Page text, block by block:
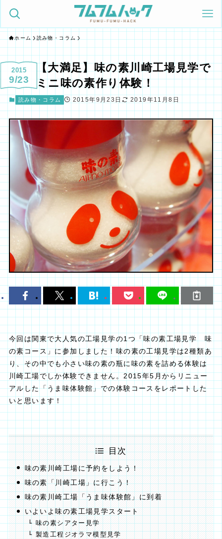
ホーム 読み物・コラム
【大満足】味の素川崎工場見学で
ミニ味の素作り体験！
2015
9/23
読み物・コラム 2015年9月23日 2019年11月8日
今回は関東で大人気の工場見学の1つ「味の素工場見学 味
の素コース」に参加しました！味の素の工場見学は2種類あ
り、その中でも小さい味の素の瓶に味の素を詰める体験は
川崎工場でしか体験できません。2015年5月からリニュー
アルした「うま味体験館」での体験コースをレポートした
いと思います！
目次
味の素川崎工場に予約をしよう！
味の素「川崎工場」に行こう！
味の素川崎工場「うま味体験館」に到着
いよいよ味の素工場見学スタート
味の素シアター見学
製造工程ジオラマ模型見学